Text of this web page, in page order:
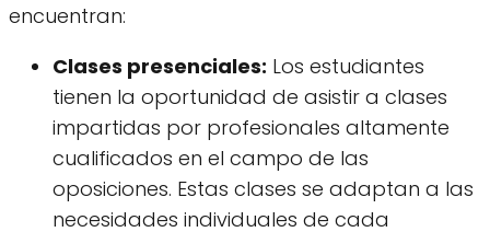
encuentran:
Clases presenciales: Los estudiantes
tienen la oportunidad de asistir a clases
impartidas por profesionales altamente
cualificados en el campo de las
oposiciones. Estas clases se adaptan a las
necesidades individuales de cada